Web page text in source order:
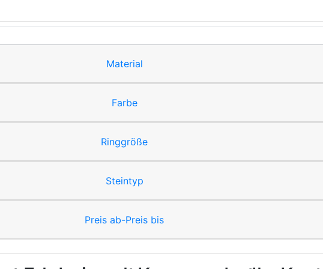
Material
Farbe
Ringgröße
Steintyp
Preis ab-Preis bis